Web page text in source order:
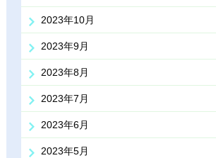
2023年10月
2023年9月
2023年8月
2023年7月
2023年6月
2023年5月